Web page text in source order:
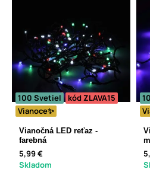
100 Svetiel
kód ZLAVA15
Vianoce✨
Vianočná LED reťaz -
farebná
5,99 €
Skladom